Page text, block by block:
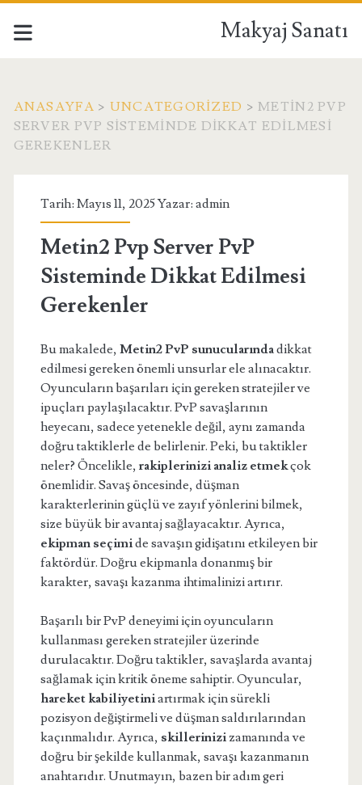
Makyaj Sanatı
ANASAYFA > UNCATEGORIZED >METIN2 PVP
SERVER PVP SISTEMINDE DIKKAT EDILMESI
GEREKENLER
Tarih: Mayıs 11, 2025 Yazar: admin
Metin2 Pvp Server PvP
Sisteminde Dikkat Edilmesi
Gerekenler
Bu makalede, Metin2 PvP sunucularındadikkat
edilmesi gereken önemli unsurlar ele alınacaktır.
Oyuncuların başarıları için gereken stratejiler ve
ipuçları paylaşılacaktır. PvP savaşlarının
heyecanı, sadece yetenekle değil, aynı zamanda
doğru taktiklerle de belirlenir. Peki, bu taktikler
neler? Öncelikle, rakiplerinizi analiz etmekçok
önemlidir. Savaş öncesinde, düşman
karakterlerinin güçlü ve zayıf yönlerini bilmek,
size büyük bir avantaj sağlayacaktır. Ayrıca,
ekipman seçimide savaşın gidişatını etkileyen bir
faktördür. Doğru ekipmanla donanmış bir
karakter, savaşı kazanma ihtimalinizi artırır.
Başarılı bir PvP deneyimi için oyuncuların
kullanması gereken stratejiler üzerinde
durulacaktır. Doğru taktikler, savaşlarda avantaj
sağlamak için kritik öneme sahiptir. Oyuncular,
hareket kabiliyetiniartırmak için sürekli
pozisyon değiştirmeli ve düşman saldırılarından
kaçınmalıdır. Ayrıca, skillerinizizamanında ve
doğru bir şekilde kullanmak, savaşı kazanmanın
anahtarıdır. Unutmayın, bazen bir adım geri